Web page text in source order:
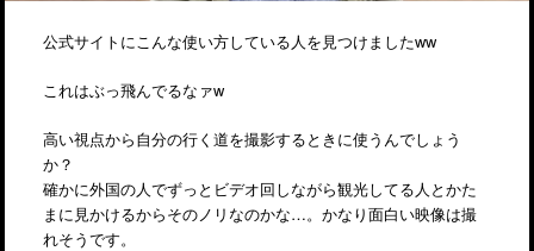
公式サイトにこんな使い方している人を見つけましたww
これはぶっ飛んでるなァw
高い視点から自分の行く道を撮影するときに使うんでしょう
か？
確かに外国の人でずっとビデオ回しながら観光してる人とかた
まに見かけるからそのノリなのかな…。かなり面白い映像は撮
れそうです。